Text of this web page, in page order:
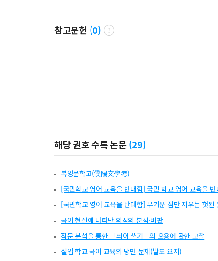
참고문헌 (0)
해당 권호 수록 논문 (29)
복양문학고(僕陽文學考)
[국민학교 영어 교육을 반대함] 국민 학교 영어 교육을 반
[국민학교 영어 교육을 반대함] 무거운 짐만 지우는 헛된
국어 현실에 나타난 의식의 분석·비판
작문 분석을 통한 「띄어 쓰기」의 오용에 관한 고찰
실업 학교 국어 교육의 당면 문제(발표 요지)